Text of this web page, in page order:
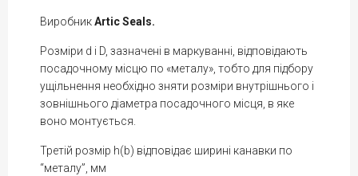
ВиробникArtic Seals.
Розміри d і D, зазначені в маркуванні, відповідають
посадочному місцю по «металу», тобто для підбору
ущільнення необхідно зняти розміри внутрішнього і
зовнішнього діаметра посадочного місця, в яке
воно монтується.
Третій розмір h(b) відповідає ширині канавки по
“металу”, мм